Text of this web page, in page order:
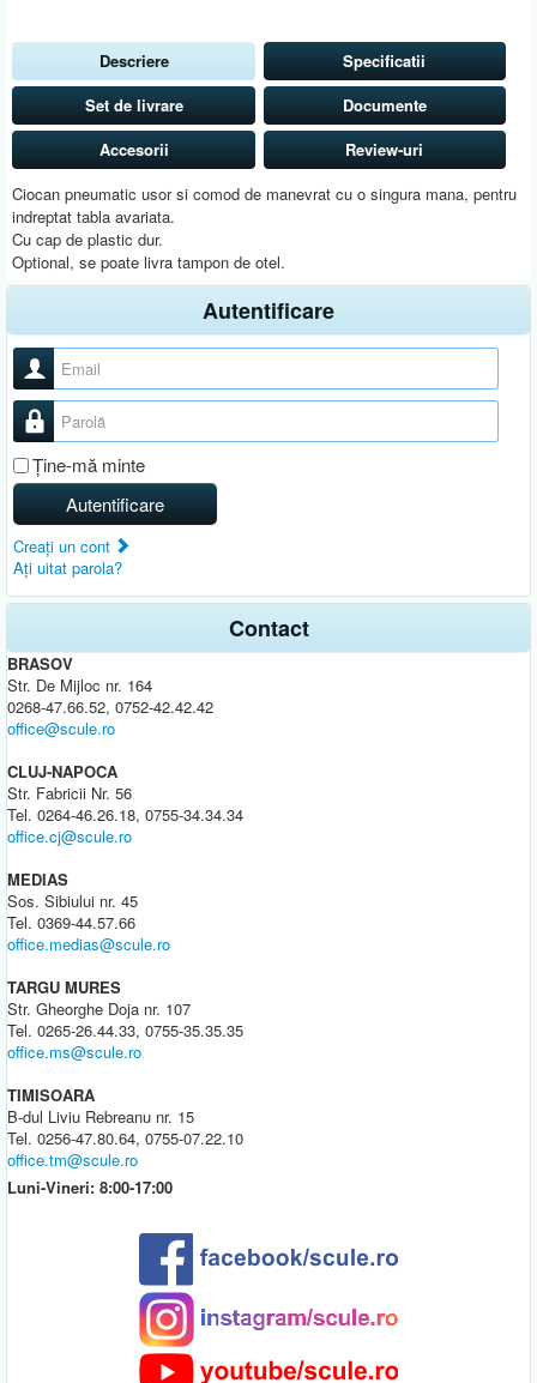
Descriere
Ciocan pneumatic usor si comod de manevrat cu o singura mana, pentru
indreptat tabla avariata.
Cu cap de plastic dur.
Optional, se poate livra tampon de otel.
Specificatii
Set de livrare
Documente
Accesorii
Review-uri
Autentificare
Nume utilizator
Parolă
Ţine-mă minte
Autentificare
Creaţi un cont
Aţi uitat parola?
Contact
BRASOV
Str. De Mijloc nr. 164
0268-47.66.52, 0752-42.42.42
office@scule.ro
CLUJ-NAPOCA
Str. Fabricii Nr. 56
Tel. 0264-46.26.18, 0755-34.34.34
office.cj@scule.ro
MEDIAS
Sos. Sibiului nr. 45
Tel. 0369-44.57.66
office.medias@scule.ro
TARGU MURES
Str. Gheorghe Doja nr. 107
Tel. 0265-26.44.33, 0755-35.35.35
office.ms@scule.ro
TIMISOARA
B-dul Liviu Rebreanu nr. 15
Tel. 0256-47.80.64, 0755-07.22.10
office.tm@scule.ro
Luni-Vineri: 8:00-17:00